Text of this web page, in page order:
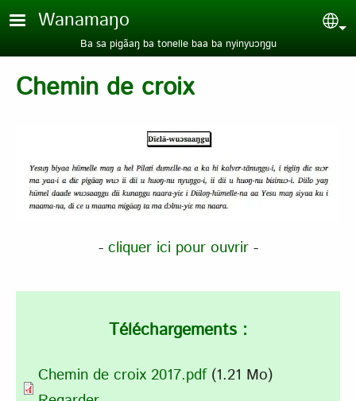
Aller au contenu principal
Wanamaŋo
Ba sa pigãaŋ ba tonelle baa ba nyinyuɔŋgu
Chemin de croix
- cliquer ici pour ouvrir-
Téléchargements :
Chemin de croix 2017.pdf(1.21 Mo)